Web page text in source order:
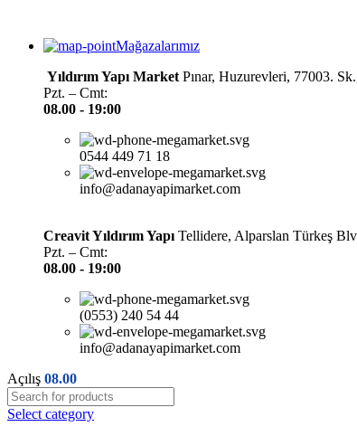
Mağazalarımız
Yıldırım Yapı Market Pınar, Huzurevleri, 77003.
Pzt. – Cmt:
08.00 - 19:00
0544 449 71 18
info@adanayapimarket.com
Creavit Yıldırım Yapı Tellidere, Alparslan Türkeş
Pzt. – Cmt:
08.00 - 19:00
(0553) 240 54 44
info@adanayapimarket.com
Açılış 08.00
Select category